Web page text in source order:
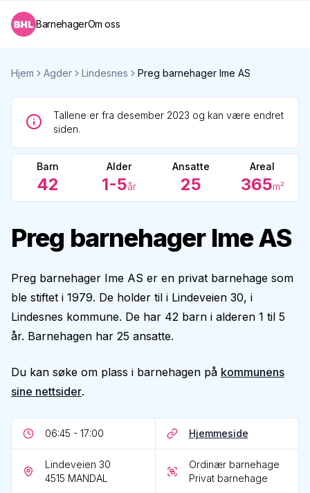
BarnehagerOm oss
Hjem Agder Lindesnes Preg barnehager Ime AS
Tallene er fra desember 2023 og kan være endret
siden.
Barn
42
Alder
1-5år
Ansatte
25
Areal
365m²
Preg barnehager Ime AS
Preg barnehager Ime AS er en privat barnehage som
ble stiftet i 1979. De holder til i Lindeveien 30, i
Lindesnes kommune. De har 42 barn i alderen 1 til 5
år. Barnehagen har 25 ansatte.
Du kan søke om plass i barnehagen på kommunens
sine nettsider.
06:45 - 17:00 Hjemmeside
Lindeveien 30
4515 MANDAL
Ordinær barnehage
Privat barnehage